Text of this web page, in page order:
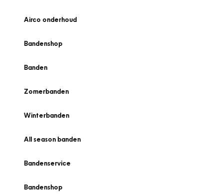
Airco onderhoud
Bandenshop
Banden
Zomerbanden
Winterbanden
All season banden
Bandenservice
Bandenshop